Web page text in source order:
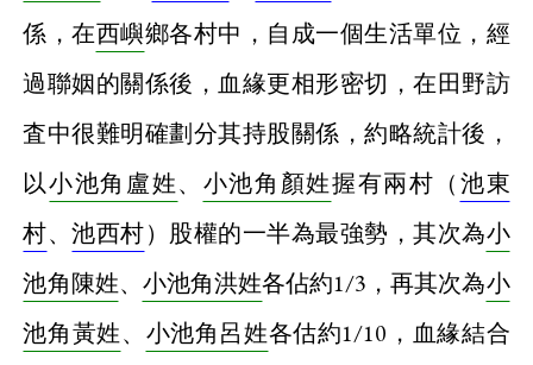
係，在西嶼鄉各村中，自成一個生活單位，經
過聯姻的關係後，血緣更相形密切，在田野訪
査中很難明確劃分其持股關係，約略統計後，
以小池角盧姓、 小池角顏姓握有兩村（池東
村、池西村）股權的一半為最強勢，其次為小
池角陳姓、 小池角洪姓各佔約1/3，再其次為小
池角黃姓、 小池角呂姓各估約1/10，血緣結合